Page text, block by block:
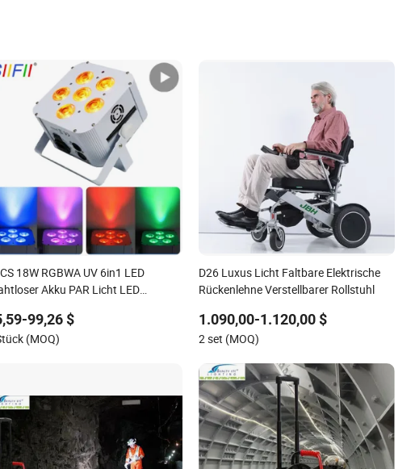
18W RGBWA UV 6in1 LED
Akku PAR Licht LED
99,26 $
(MOQ)
D26 Luxus Licht Faltbare Elektrische
Rückenlehne Verstellbarer Rollstuhl
1.090,00-1.120,00 $
2 set (MOQ)